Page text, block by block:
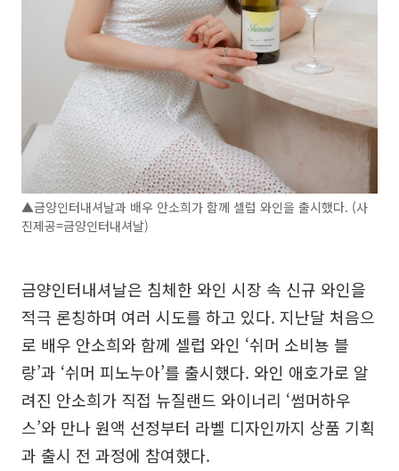
▲금양인터내셔날과 배우 안소희가 함께 셀럽 와인을 출시했다. (사
진제공=금양인터내셔날)
금양인터내셔날은 침체한 와인 시장 속 신규 와인을
적극 론칭하며 여러 시도를 하고 있다. 지난달 처음으
로 배우 안소희와 함께 셀럽 와인 ‘쉬머 소비뇽 블
랑’과 ‘쉬머 피노누아’를 출시했다. 와인 애호가로 알
려진 안소희가 직접 뉴질랜드 와이너리 ‘썸머하우
스’와 만나 원액 선정부터 라벨 디자인까지 상품 기획
과 출시 전 과정에 참여했다.